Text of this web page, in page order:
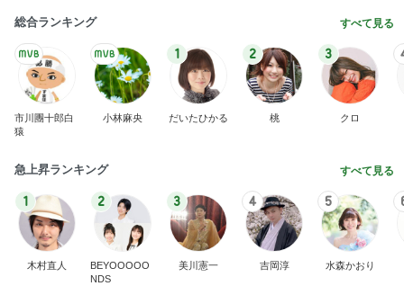
総合ランキング すべて見る
市川團十郎白
猿
小林麻央
1
だいたひかる
2
桃
3
クロ
急上昇ランキング すべて見る
1
木村直人
2
BEYOOOOO
NDS
3
美川憲一
4
吉岡淳
5
水森かおり